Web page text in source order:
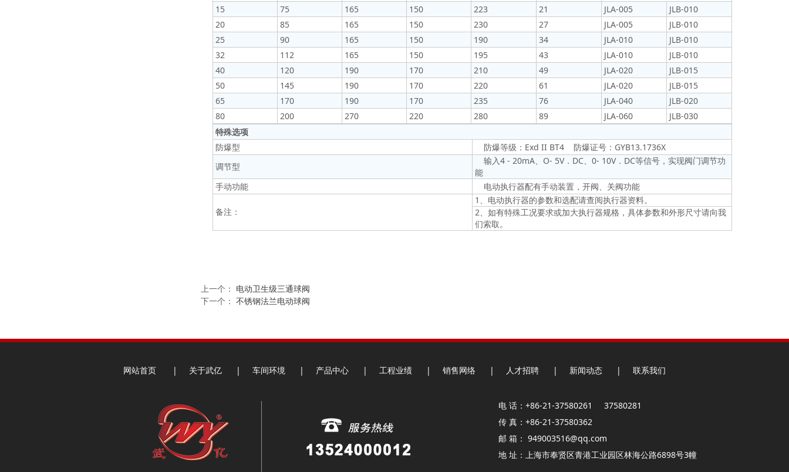
15
75 165 150 223 21 JLA-005
JLB-010
20
85 165 150 230 27 JLA-005
JLB-010
25
90 165 150 190 34 JLA-010
JLB-010
32
112 165 150 195 43 JLA-010
JLB-010
40
120 190 170 210 49 JLA-020
JLB-015
50
145 190 170 220 61 JLA-020
JLB-015
65
170 190 170 235 76 JLA-040
JLB-020
80
200 270 220 280 89 JLA-060
JLB-030
特殊选项
防爆型
防爆等级：Exd II BT4 防爆证号：GYB13.1736X
调节型
输入4 - 20mA、O- 5V．DC、0- 10V．DC等信号，实现阀门调节功
能
手动功能
电动执行器配有手动装置，开阀、关阀功能
备注：
1、电动执行器的参数和选配请查阅执行器资料。
2、如有特殊工况要求或加大执行器规格，具体参数和外形尺寸请向我
们索取。
上一个： 电动卫生级三通球阀
下一个： 不锈钢法兰电动球阀
网站首页 | 关于武亿 | 车间环境 | 产品中心 | 工程业绩 | 销售网络 | 人才招聘 | 新闻动态 | 联系我们
电 话：+86-21-37580261 37580281
传 真：+86-21-37580362
邮 箱： 949003516@qq.com
地 址：上海市奉贤区青港工业园区林海公路6898号3幢